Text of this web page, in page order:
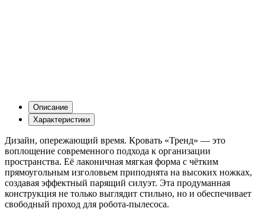
Описание
Характеристики
Дизайн, опережающий время. Кровать «Тренд» — это
воплощение современного подхода к организации
пространства. Её лаконичная мягкая форма с чётким
прямоугольным изголовьем приподнята на высоких ножках,
создавая эффектный парящий силуэт. Эта продуманная
конструкция не только выглядит стильно, но и обеспечивает
свободный проход для робота-пылесоса.